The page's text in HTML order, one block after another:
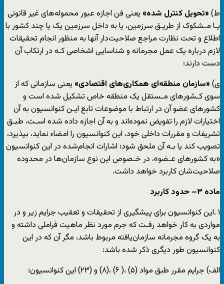
ط) «تحویل کنترل شده» یعنی فن اجازه عبور محموله‌های غیر قانونی
یـا مـشکوک از طریـق سرزمین، یا به داخل سرزمین یک یا چند کشور با
اطلاع و تحت نظارت مراجع صلاحیت‌دار آنها به منظور انجام تحقیقات
لازم درباره یک عمل مجرمانه و شناسایی اشخاصی کـه در ارتکاب آن
دست دارند؛
ی) «سازمان منطقه‌ای همکاری‌های اقتصادی» یعنی سازمانی که از
سوی کـشورهای مـستقل یک منطقه خاص تشکیل شده است و
کشورهای عضو آن در ارتباط با موضوعات تابع ایـن کنوانسیون به آن
اختیارات لازم را تفویض نموده‌اند و به آن اجازه داده شده اسـت، طبـق
تشریفات و مقررات داخلی خود، این کنوانسیون را امضاء نماید، بپذیرد،
تصویب کند یا بـه آن ملحق شود؛ اشارات انجام‌شده در این کنوانسیون
«به کشورهای عـضو»، در خـصوص این نوع سازمان‌ها در محدوده
صلاحیت‌شان کاربرد خواهد داشت.
ماده ۳– حدود کاربرد
۱ .این کنوانسیون برای پیشگیری از تحقیقات و تعقیب جرایم زیر و در
مواردی به کار خواهد رفـت که جرم مورد نظر ماهیت فراملی داشته و
به یک گروه مجرمانه سازمان‌یافته مربوط باشد، مگر آن که در این
کنوانسیون طور دیگری ذکر شده باشد:
الف) جرایم مقرر طبق مواد (۵) ،( ۶) ،(٨) و (۲۳) این کنوانسیون؛